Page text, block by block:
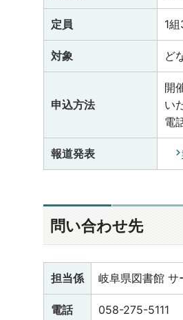
定員 1
対象 ど
申込方法
開
い
電
報道発表
問い合わせ先
担当係 岐阜県図書館 サ
電話 058-275-5111